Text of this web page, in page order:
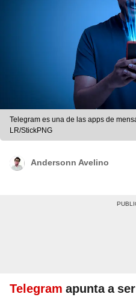
Telegram es una de las apps de
LR/StickPNG
Andersonn Avelino
Telegram apunta a